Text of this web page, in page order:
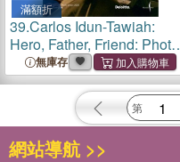
滿額折
39.Carlos Idun-Tawiah:
Hero, Father, Friend: Photo
Grant Deloitte 2025
無庫存
網站導航 >>